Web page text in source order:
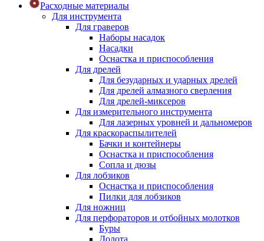
Расходные материалы
Для инструмента
Для граверов
Наборы насадок
Насадки
Оснастка и приспособления
Для дрелей
Для безударных и ударных дрелей
Для дрелей алмазного сверления
Для дрелей-миксеров
Для измерительного инструмента
Для лазерных уровней и дальномеров
Для краскораспылителей
Бачки и контейнеры
Оснастка и приспособления
Сопла и дюзы
Для лобзиков
Оснастка и приспособления
Пилки для лобзиков
Для ножниц
Для перфораторов и отбойных молотков
Буры
Долота